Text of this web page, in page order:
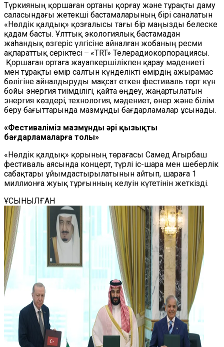
Түркияның қоршаған ортаны қорғау және тұрақты даму
саласындағы жетекші бастамаларының бірі саналатын
«Нөлдік қалдық» қозғалысы тағы бір маңызды белеске
қадам басты. Ұлттық экологиялық бастамадан
жаһандық өзгеріс үлгісіне айналған жобаның ресми
ақпараттық серіктесі ̶ «TRT» Телерадиокорпорациясы.
Қоршаған ортаға жауапкершілікпен қарау мәдениеті
мен тұрақты өмір салтын күнделікті өмірдің ажырамас
бөлігіне айналдыруды мақсат еткен фестиваль төрт күн
бойы энергия тиімділігі, қайта өңдеу, жаңартылатын
энергия көздері, технология, мәдениет, өнер және білім
беру бағыттарында мазмұнды бағдарламалар ұсынады.
«Фестиваліміз мазмұнды әрі қызықты
бағдарламаларға толы»
«Нөлдік қалдық» қорының төрағасы Самед Агырбаш
фестиваль аясында концерт, түрлі іс-шара мен шеберлік
сабақтары ұйымдастырылатынын айтып, шараға 1
миллионға жуық тұрғынның келуін күтетінін жеткізді.
ҰСЫНЫЛҒАН